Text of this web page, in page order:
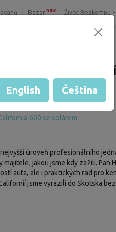
Bazar new Život Bezkempu
žádné
600 se solárem
úroveň profesionálního
jakou jsme kdy zažili. Pan
auta, ale i praktických rad pro
jsme vyrazili do Skotska
English Čeština